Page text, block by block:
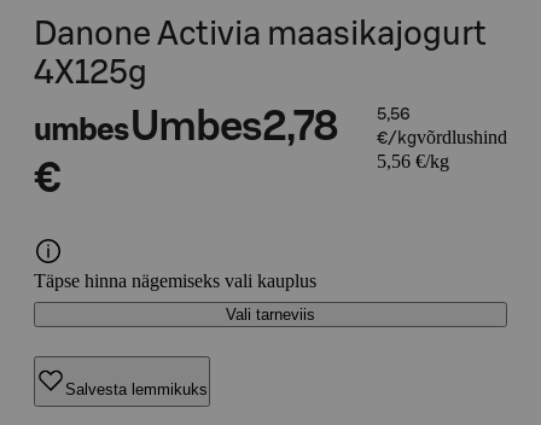
Danone Activia maasikajogurt
4X125g
umbesUmbes2,78
€
5,56
€/kgvõrdlushind
5,56 €/kg
Täpse hinna nägemiseks vali kauplus
Vali tarneviis
Salvesta lemmikuks